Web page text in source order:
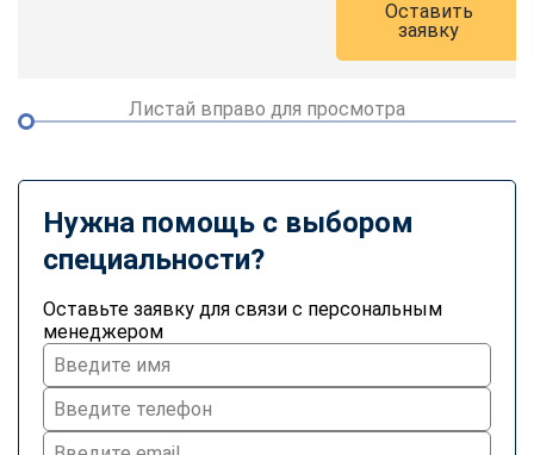
Оставить
заявку
Листай вправо для просмотра
Нужна помощь с выбором
специальности?
Оставьте заявку для связи с персональным
менеджером